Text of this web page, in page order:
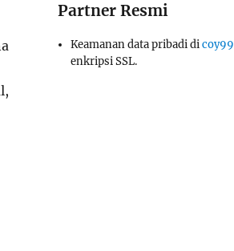
Partner Resmi
Keamanan data pribadi dicoy99
enkripsi SSL.